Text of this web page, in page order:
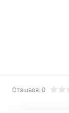
Отзывов: 0